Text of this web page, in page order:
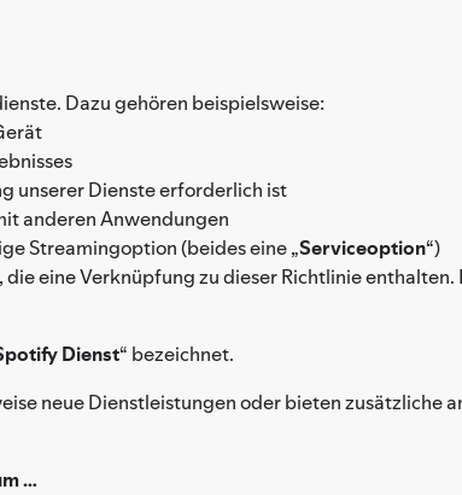
Dazu gehören beispielsweise:
unserer Dienste erforderlich ist
anderen Anwendungen
Streamingoption (beides eine „Serviceoption“)
eine Verknüpfung zu dieser Richtlinie
Dienst“ bezeichnet.
neue Dienstleistungen oder bieten zusätzliche
…